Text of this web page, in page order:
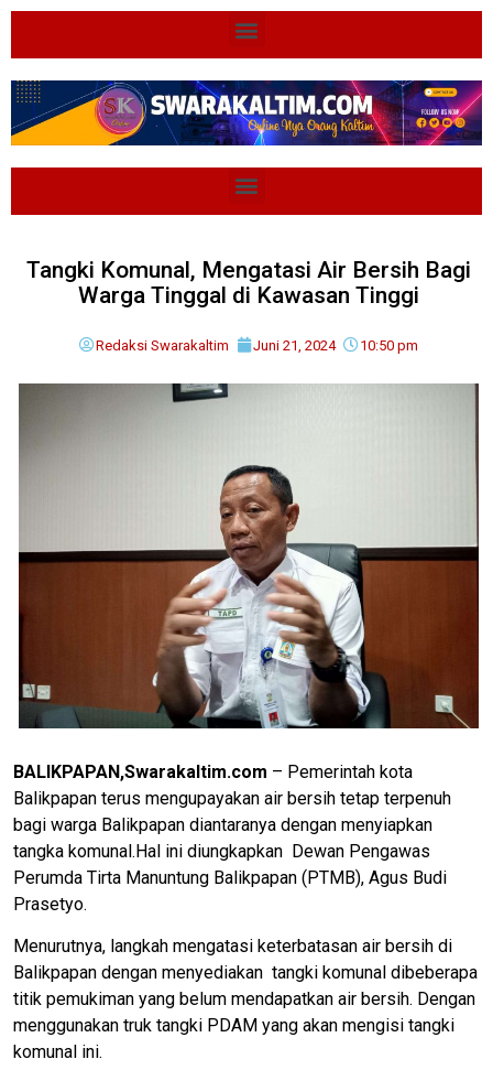
Tangki Komunal, Mengatasi Air Bersih Bagi
Warga Tinggal di Kawasan Tinggi
Redaksi Swarakaltim Juni 21, 2024 10:50 pm
BALIKPAPAN,Swarakaltim.com – Pemerintah kota
Balikpapan terus mengupayakan air bersih tetap terpenuh
bagi warga Balikpapan diantaranya dengan menyiapkan
tangka komunal.Hal ini diungkapkan Dewan Pengawas
Perumda Tirta Manuntung Balikpapan (PTMB), Agus Budi
Prasetyo.
Menurutnya, langkah mengatasi keterbatasan air bersih di
Balikpapan dengan menyediakan tangki komunal dibeberapa
titik pemukiman yang belum mendapatkan air bersih. Dengan
menggunakan truk tangki PDAM yang akan mengisi tangki
komunal ini.